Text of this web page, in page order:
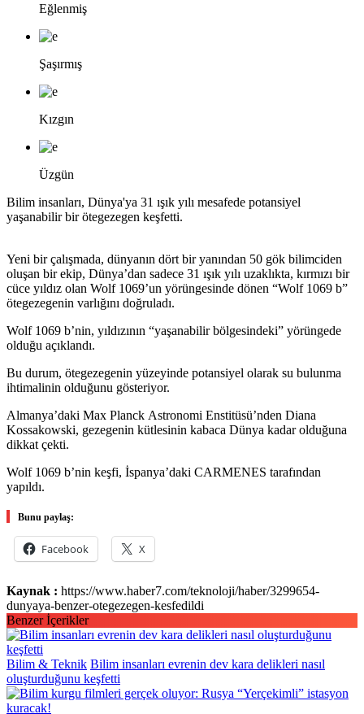
Eğlenmiş
Şaşırmış
Kızgın
Üzgün
Bilim insanları, Dünya'ya 31 ışık yılı mesafede potansiyel
yaşanabilir bir ötegezegen keşfetti.
Yeni bir çalışmada, dünyanın dört bir yanından 50 gök bilimciden
oluşan bir ekip, Dünya’dan sadece 31 ışık yılı uzaklıkta, kırmızı bir
cüce yıldız olan Wolf 1069’un yörüngesinde dönen “Wolf 1069 b”
ötegezegenin varlığını doğruladı.
Wolf 1069 b’nin, yıldızının “yaşanabilir bölgesindeki” yörüngede
olduğu açıklandı.
Bu durum, ötegezegenin yüzeyinde potansiyel olarak su bulunma
ihtimalinin olduğunu gösteriyor.
Almanya’daki Max Planck Astronomi Enstitüsü’nden Diana
Kossakowski, gezegenin kütlesinin kabaca Dünya kadar olduğuna
dikkat çekti.
Wolf 1069 b’nin keşfi, İspanya’daki CARMENES tarafından
yapıldı.
Bunu paylaş:
Facebook X
Kaynak : https://www.haber7.com/teknoloji/haber/3299654-
dunyaya-benzer-otegezegen-kesfedildi
Benzer İçerikler
Bilim & Teknik Bilim insanları evrenin dev kara delikleri nasıl
oluşturduğunu keşfetti